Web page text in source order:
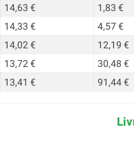
14,63 €
1,83 €
14,33 €
4,57 €
14,02 €
12,19 €
13,72 €
30,48 €
13,41 € 91,44 €